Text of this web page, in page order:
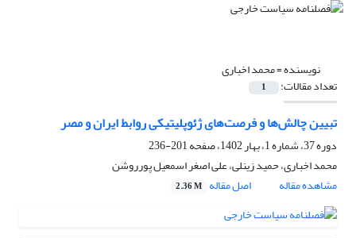
نویسنده =محمد اخباری
تعداد مقالات: 1
تبیین چالش‌ها و فرصت‌های ژئوپلیتیکی روابط ایران و مصر
دوره 37، شماره 1، بهار 1402، صفحه
201-236
محمد اخباری، حمید زینلی، علی اصغر اسمعیل پورروشن
مشاهده مقاله
اصل مقاله 2.36 M